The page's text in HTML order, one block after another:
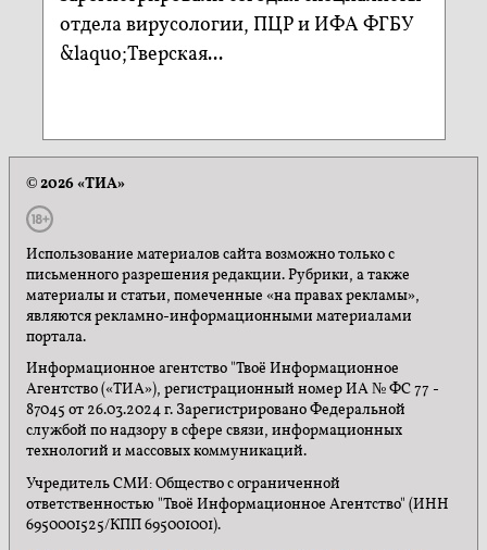
отдела вирусологии, ПЦР и ИФА ФГБУ
&laquo;Тверская...
© 2026 «ТИА»
Использование материалов сайта возможно только с
письменного разрешения редакции. Рубрики, а также
материалы и статьи, помеченные «на правах рекламы»,
являются рекламно-информационными материалами
портала.
Информационное агентство "Твоё Информационное
Агентство («ТИА»), регистрационный номер ИА № ФС 77 -
87045 от 26.03.2024 г. Зарегистрировано Федеральной
службой по надзору в сфере связи, информационных
технологий и массовых коммуникаций.
Учредитель СМИ: Общество с ограниченной
ответственностью "Твоё Информационное Агентство" (ИНН
6950001525/КПП 695001001).